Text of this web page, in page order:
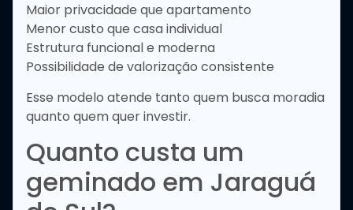
Maior privacidade que apartamento
Menor custo que casa individual
Estrutura funcional e moderna
Possibilidade de valorização consistente
Esse modelo atende tanto quem busca moradia
quanto quem quer investir.
Quanto custa um
geminado em Jaraguá